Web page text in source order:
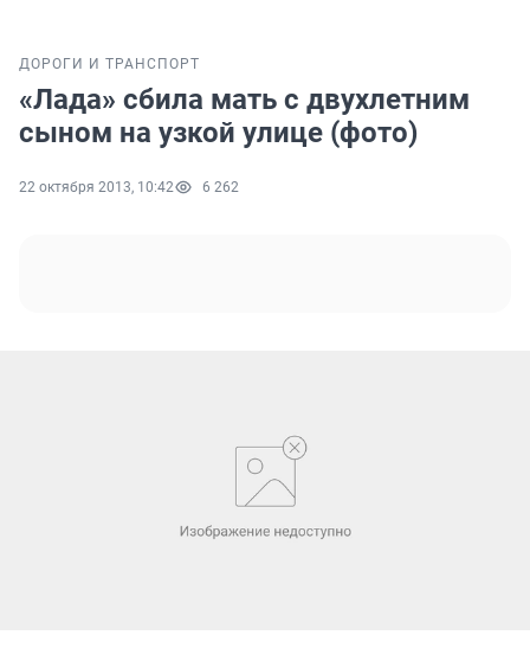
ДОРОГИ И ТРАНСПОРТ
«Лада» сбила мать с двухлетним
сыном на узкой улице (фото)
22 октября 2013, 10:42 6 262